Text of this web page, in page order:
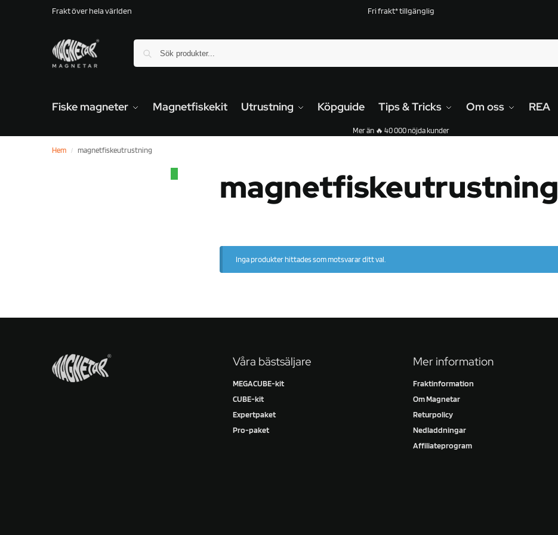
Frakt över hela världen Fri frakt* tillgänglig
Fiske magneter Magnetfiskekit Utrustning Köpguide Tips & Tricks Om oss REA
Mer än 🔥 40 000 nöjda kunder
Hem / magnetfiskeutrustning
magnetfiskeutrustning
Inga produkter hittades som motsvarar ditt val.
Våra bästsäljare
MEGACUBE-kit
CUBE-kit
Expertpaket
Pro-paket
Mer information
Fraktinformation
Om Magnetar
Returpolicy
Nedladdningar
Affiliateprogram